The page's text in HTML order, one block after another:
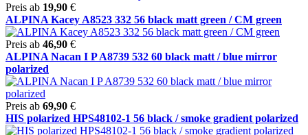
Preis ab 19,90 €
ALPINA Kacey A8523 332 56 black matt green / CM green
Preis ab 46,90 €
ALPINA Nacan I P A8739 532 60 black matt / blue mirror
polarized
Preis ab 69,90 €
HIS polarized HPS48102-1 56 black / smoke gradient polarized